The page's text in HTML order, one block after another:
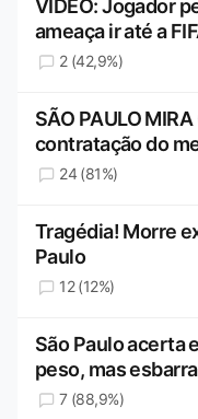
VÍDEO: Jogador
ameaça ir até a
2 (42,9%)
SÃO PAULO
contratação do
24 (81%)
Tragédia! Morre
Paulo
12 (12%)
São Paulo acerta
peso, mas
7 (88,9%)